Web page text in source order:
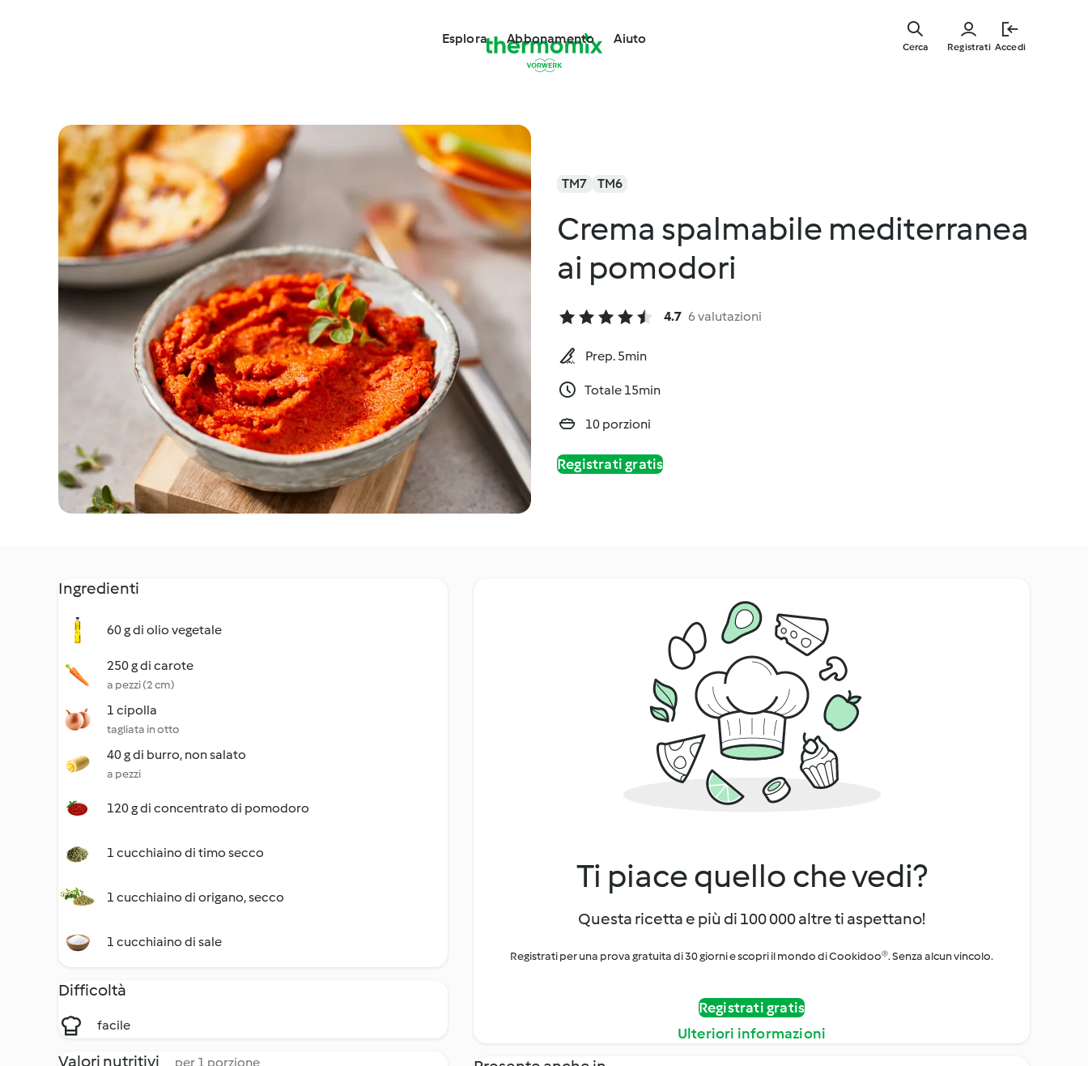
Esplora Abbonamento Aiuto
Registrati Accedi
Cerca
TM7 TM6
Crema spalmabile mediterranea
ai pomodori
4.7 6 valutazioni
Prep. 5min
Totale 15min
10 porzioni
Registrati gratis
Ingredienti
60 g di olio vegetale
250 g di carote
a pezzi (2 cm)
1 cipolla
tagliata in otto
40 g di burro, non salato
a pezzi
120 g di concentrato di pomodoro
1 cucchiaino di timo secco
1 cucchiaino di origano, secco
1 cucchiaino di sale
Difficoltà
facile
Valori nutritivi per 1 porzione
Ti piace quello che vedi?
Questa ricetta e più di 100 000 altre ti aspettano!
Registrati per una prova gratuita di 30 giorni e scopri il mondo di Cookidoo®. Senza alcun vincolo.
Registrati gratis
Ulteriori informazioni